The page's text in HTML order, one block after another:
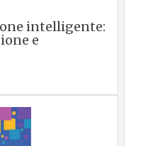
intelligente:
e